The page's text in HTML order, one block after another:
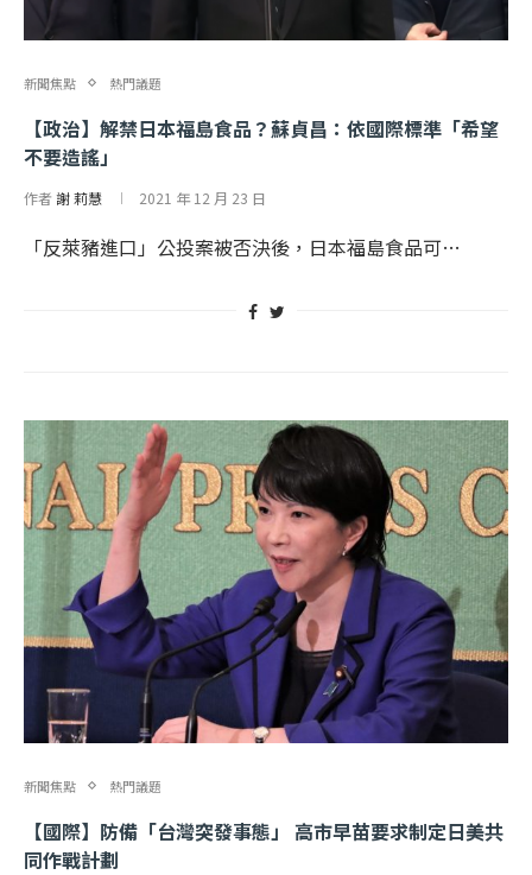
新聞焦點 熱門議題
【政治】解禁日本福島食品？蘇貞昌：依國際標準「希望
不要造謠」
作者謝 莉慧 2021 年 12 月 23 日
「反萊豬進口」公投案被否決後，日本福島食品可…
新聞焦點 熱門議題
【國際】防備「台灣突發事態」 高市早苗要求制定日美共
同作戰計劃